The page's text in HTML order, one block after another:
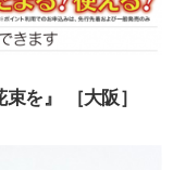
を』 ［大阪］